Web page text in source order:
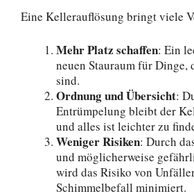
Eine Kellerauflösung bringt viele
Mehr Platz schaffen: Ein
neuen Stauraum für
sind.
Ordnung und Übersicht:
Entrümpelung bleibt der
und alles ist leichter zu
Weniger Risiken: Durch
und möglicherweise
wird das Risiko von
Schimmelbefall minimiert.